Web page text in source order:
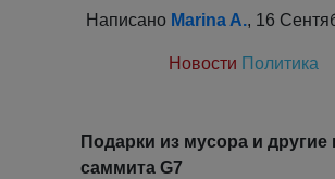
Написано Marina A., 16
Новости Политика
Подарки из мусора и другие
саммита G7